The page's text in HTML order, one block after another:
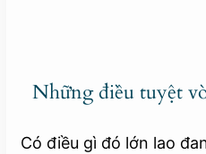
Những điều tuyệt
Có điều gì đó lớn lao